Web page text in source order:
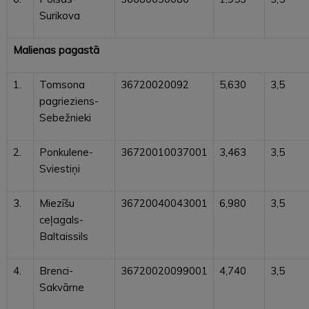
Surikova
Malienas pagastā
1.
Tomsona
pagrieziens-
Sebežnieki
36720020092 5,630 3,5
2.
Ponkulene-
Sviestiņi
36720010037001 3,463 3,5
3.
Miezīšu
ceļagals-
Baltaissils
36720040043001 6,980 3,5
4.
Brenci-
Sakvārne
36720020099001 4,740 3,5